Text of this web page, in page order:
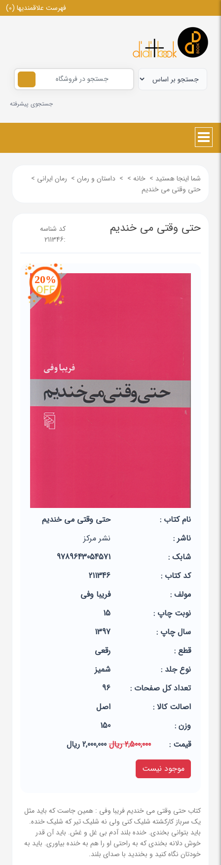
فهرست علاقمندیها (0)
جستجوی پیشرفته
شما اینجا هستید > خانه >
> داستان و رمان > رمان ایرانی >
حتی وقتی می خندیم
حتی وقتی می خندیم
کد شناسه
:
211346
20%
OFF
نام کتاب :
حتی وقتی می خندیم
ناشر :
نشر مرکز
شابک :
9789643054571
کد کتاب :
211346
مولف :
فریبا وفی
نوبت چاپ :
15
سال چاپ :
1397
قطع :
رقعی
نوع جلد :
شمیز
تعداد کل صفحات :
96
اصالت کالا :
اصل
وزن :
150
قيمت :
2,500,000 ریال
2,000,000 ریال
موجود نیست
کتاب حتی وقتی می خندیم فریبا وفی : همین جاست که باید مثل
یک سرباز کارکشته شلیک کنی ولی نه شلیک تیر که شلیک خنده.
باید بتوانی بخندی. خنده بلند آدم بی غل و غش. باید آن قدر
خوش دلانه بخندی که به راحتی او را هم به خنده بیاوری. باید به
خودتان نگاه کنید و بخندید با صدای بلند.